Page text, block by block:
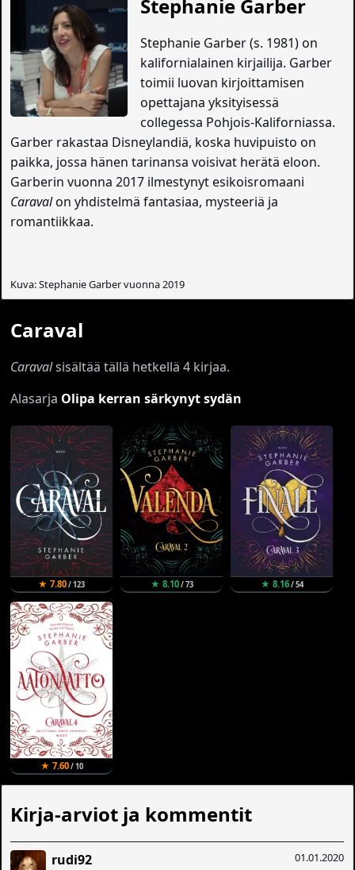
Stephanie Garber
Stephanie Garber (s. 1981) on
kalifornialainen kirjailija. Garber
toimii luovan kirjoittamisen
opettajana yksityisessä
collegessa Pohjois-Kaliforniassa.
Garber rakastaa Disneylandiä, koska huvipuisto on
paikka, jossa hänen tarinansa voisivat herätä eloon.
Garberin vuonna 2017 ilmestynyt esikoisromaani
Caravalon yhdistelmä fantasiaa, mysteeriä ja
romantiikkaa.
Kuva: Stephanie Garber vuonna 2019
Caraval
Caravalsisältää tällä hetkellä 4 kirjaa.
Alasarja Olipa kerran särkynyt sydän
★ 7.80/ 123 ★ 8.10/ 73 ★ 8.16/ 54
★ 7.60/ 10
Kirja-arviot ja kommentit
01.01.2020
rudi92